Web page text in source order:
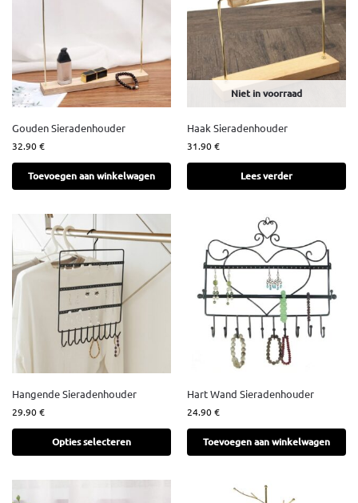
Gouden Sieradenhouder
32.90€
Toevoegen aan winkelwagen
Niet in voorraad
Haak Sieradenhouder
31.90€
Lees verder
Hangende Sieradenhouder
29.90€
Opties selecteren
Hart Wand Sieradenhouder
24.90€
Toevoegen aan winkelwagen